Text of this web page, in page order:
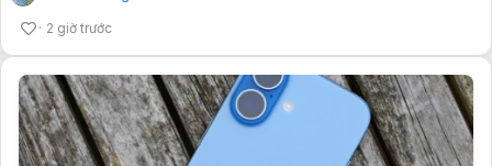
2 giờ trước